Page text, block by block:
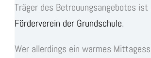
Träger des Betreuungsangebotes ist
Förderverein der Grundschule.
Wer allerdings ein warmes